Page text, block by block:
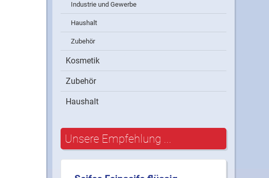
Industrie und Gewerbe
Haushalt
Zubehör
Kosmetik
Zubehör
Haushalt
Unsere Empfehlung ...